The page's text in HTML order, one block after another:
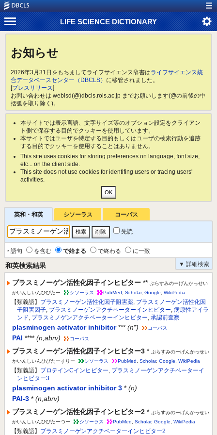
LIFE SCIENCE DICTIONARY
お知らせ
2026年3月31日をもちましてライフサイエンス辞書はライフサイエンス統
合データベースセンター（DBCLS） に移管されました。
[プレスリリース]
お問い合わせは weblsd(@)dbcls.rois.ac.jp までお願いします(@の前後の中
括弧を取り除く)。
本サイトでは表示言語、文字サイズ等のオプション設定をクライアン
ト側で保存する目的でクッキーを使用しています。
本サイトではユーザを特定する目的もしくはユーザの検索行動を追跡
する目的でクッキーを使用することはありません。
This site uses cookies for storing preferences on language, font size,
etc... on the client side.
This site does not use cookies for identifing users or tracing users'
activities.
英和・和英 シソーラス コーパス
先読
‣ 語句 を含む で始まる で終わる
に一致
▼ 詳細検索
和英検索結果
プラスミノーゲン活性化因子インヒビター **
ぷらすみのーげんかっせい
かいんしいんひびたー
シソーラス PubMed Scholar, Google WikiPedia
【類義語】 プラスミノーゲン活性化因子阻害薬, プラスミノーゲン活性化因
子阻害因子, プラスミノーゲンアクチベーターインヒビター, 病原性アイラ
ンド, プラスミノゲンアクチベーターインヒビター, 承認前査察
plasminogen activator inhibitor *** (n*) コーパス
PAI **** (n,abrv) コーパス
プラスミノーゲン活性化因子インヒビター3 *
ぷらすみのーげんかっせい
かいんしいんひびたーすりー
シソーラス PubMed Scholar, Google WikiPedia
【類義語】 プロテインCインヒビター, プラスミノーゲンアクチベーターイ
ンヒビター3
plasminogen activator inhibitor 3 * (n)
PAI-3 * (n,abrv)
プラスミノーゲン活性化因子インヒビター2 *
ぷらすみのーげんかっせい
かいんしいんひびたーつー
シソーラス PubMed Scholar, Google WikiPedia
【類義語】 プラスミノーゲンアクチベーターインヒビター2